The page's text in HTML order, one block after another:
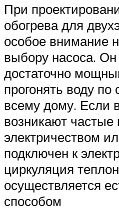
При
обогрева для
особое внимание
выбору насоса.
достаточно
прогонять воду по
всему дому. Если
возникают частые
электричеством
подключен к
циркуляция
осуществляется
способом